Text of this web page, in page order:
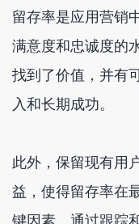
留存率是应用营销
满意度和忠诚度的
找到了价值，并有
入和长期成功。
此外，保留现有用
益，使得留存率在
键因素。通过跟踪